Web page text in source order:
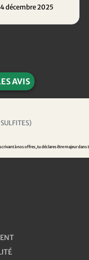
4 décembre 2025
AVIS
à nos offres, tu déclares être majeur